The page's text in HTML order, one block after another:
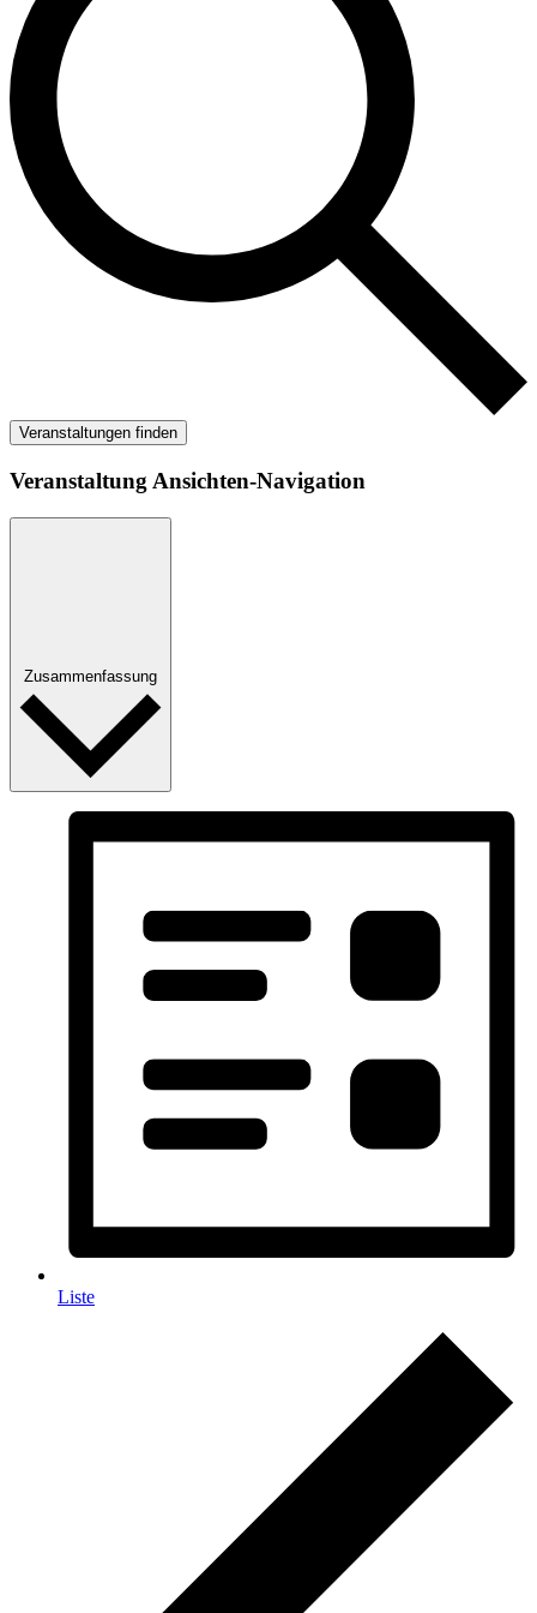
Veranstaltungen finden
Veranstaltung Ansichten-Navigation
Zusammenfassung
Liste